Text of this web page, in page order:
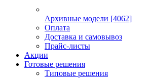
Архивные модели [4062]
Оплата
Доставка и самовывоз
Прайс-листы
Акции
Готовые решения
Типовые решения